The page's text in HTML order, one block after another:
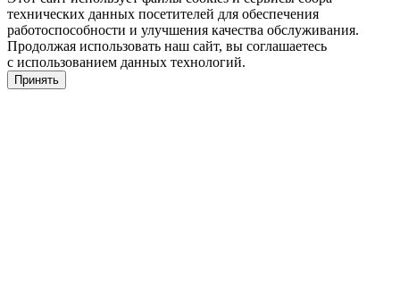
технических данных посетителей для обеспечения
работоспособности и улучшения качества обслуживания.
Продолжая использовать наш сайт, вы соглашаетесь
с использованием данных технологий.
Принять